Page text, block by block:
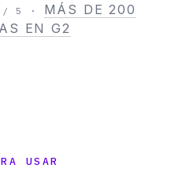
5 · MÁS DE 200
EN G2
USAR